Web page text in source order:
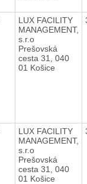
LUX FACILITY
MANAGEMENT,
s.r.o
Prešovská
cesta 31, 040
01 Košice
LUX FACILITY
MANAGEMENT,
s.r.o
Prešovská
cesta 31, 040
01 Košice